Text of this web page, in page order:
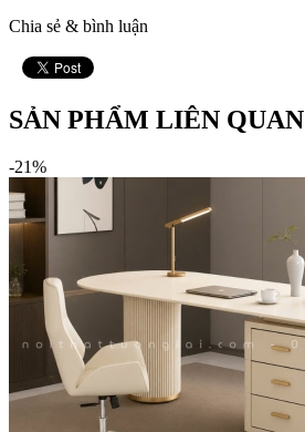
Chia sẻ & bình luận
SẢN PHẨM LIÊN QUAN
-21%